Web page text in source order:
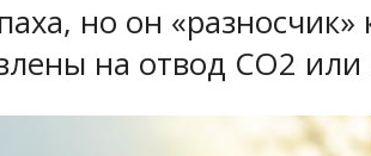
но он
на отвод СО2